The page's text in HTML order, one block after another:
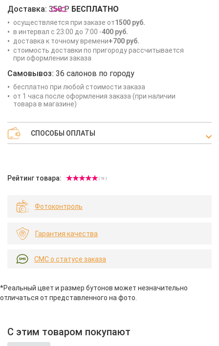
Доставка: 350 Р БЕСПЛАТНО
осуществляется при заказе от1500 руб.
в интервал с 23:00 до 7:00 -400 руб.
доставка к точному времени+700 руб.
стоимость доставки по пригороду рассчитывается
при оформлении заказа
Самовывоз: 36 салонов по городу
бесплатно при любой стоимости заказа
от 1 часа после оформления заказа (при наличии
товара в магазине)
СПОСОБЫ ОПЛАТЫ
Рейтинг товара: ( 10 )
Фотоконтроль
Гарантия качества
СМС о статусе заказа
*Реальный цвет и размер бутонов может незначительно
отличаться от представленного на фото.
С этим товаром покупают